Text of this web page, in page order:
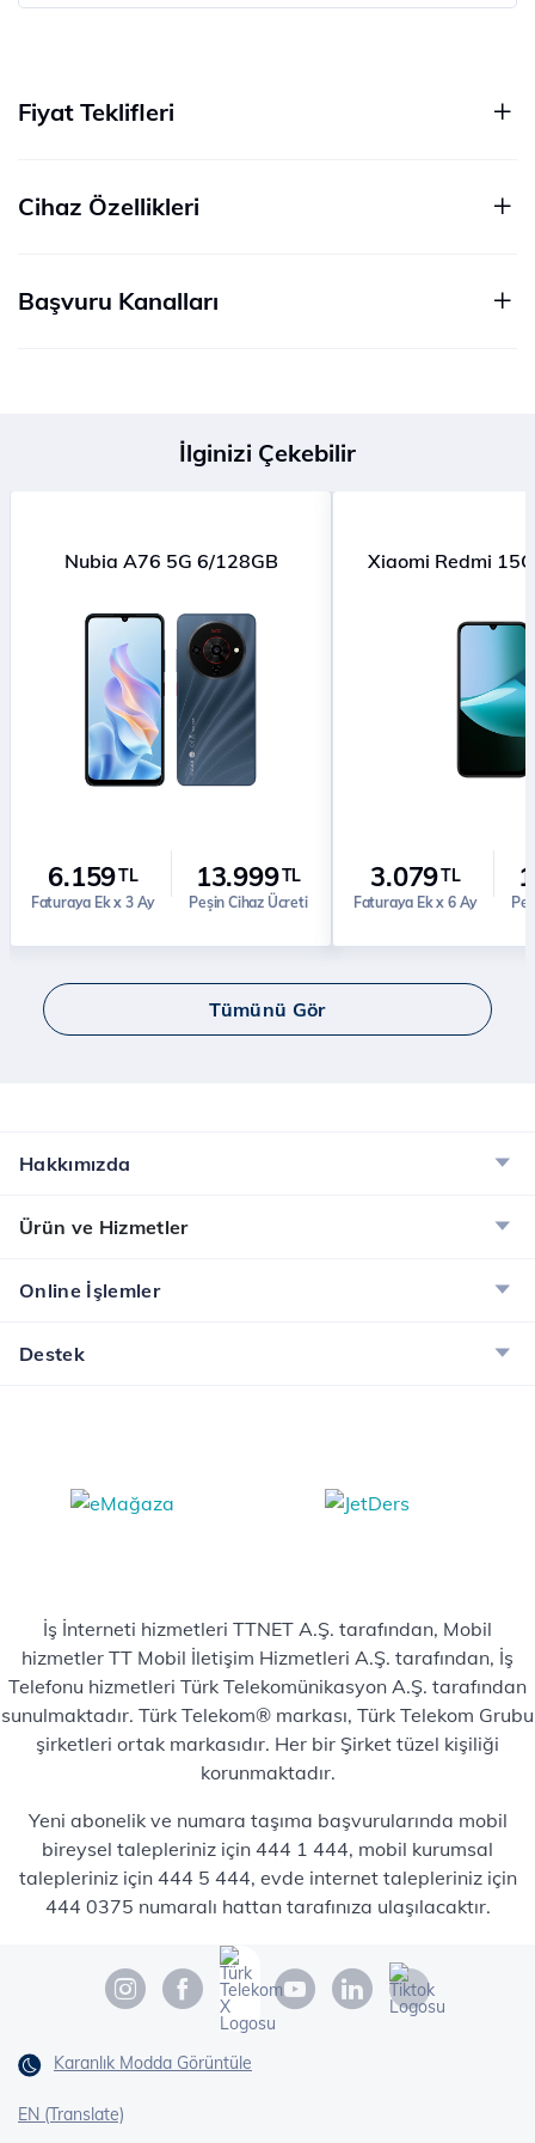
Fiyat Teklifleri
Cihaz Özellikleri
Başvuru Kanalları
İlginizi Çekebilir
Nubia A76 5G 6/128GB
6.159TL
Faturaya Ek x 3 Ay
13.999TL
Peşin Cihaz Ücreti
Xiaomi Redmi
3.079TL
Faturaya Ek x 6 Ay
Tümünü Gör
Hakkımızda
Ürün ve Hizmetler
Online İşlemler
Destek
İş İnterneti hizmetleri TTNET A.Ş. tarafından, Mobil
hizmetler TT Mobil İletişim Hizmetleri A.Ş. tarafından, İş
Telefonu hizmetleri Türk Telekomünikasyon A.Ş. tarafından
sunulmaktadır. Türk Telekom® markası, Türk Telekom Grubu
şirketleri ortak markasıdır. Her bir Şirket tüzel kişiliği
korunmaktadır.
Yeni abonelik ve numara taşıma başvurularında mobil
bireysel talepleriniz için 444 1 444, mobil kurumsal
talepleriniz için 444 5 444, evde internet talepleriniz için
444 0375 numaralı hattan tarafınıza ulaşılacaktır.
Karanlık Modda Görüntüle
EN (Translate)